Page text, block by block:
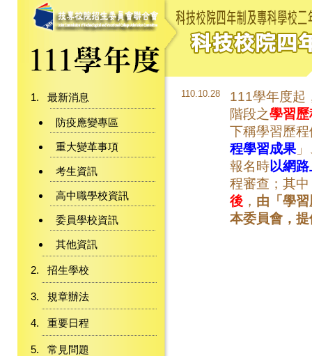
最新消息
防疫應變專區
重大變革事項
考生資訊
高中職學校資訊
委員學校資訊
其他資訊
招生學校
規章辦法
重要日程
常見問題
110.10.28
111學年度起
階段之學習
下稱學習歷
程學習成果
報名時以網
程審查；其中
後 ， 由「學
本委員會，